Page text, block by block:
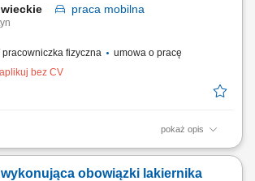
praca mobilna
fizyczna
umowa o pracę
aplikuj bez CV
pokaż opis
wyjazdowe (cały kraj)
obowiązki lakiernika